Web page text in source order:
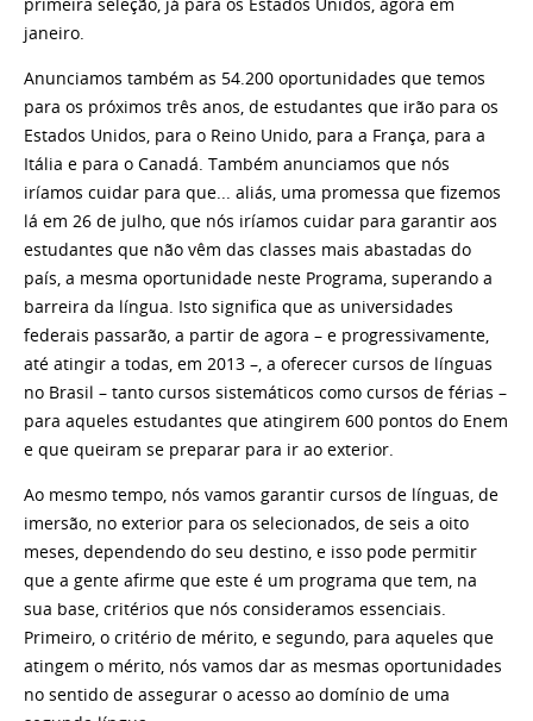
primeira seleção, já para os Estados Unidos, agora em
janeiro.
Anunciamos também as 54.200 oportunidades que temos
para os próximos três anos, de estudantes que irão para os
Estados Unidos, para o Reino Unido, para a França, para a
Itália e para o Canadá. Também anunciamos que nós
iríamos cuidar para que... aliás, uma promessa que fizemos
lá em 26 de julho, que nós iríamos cuidar para garantir aos
estudantes que não vêm das classes mais abastadas do
país, a mesma oportunidade neste Programa, superando a
barreira da língua. Isto significa que as universidades
federais passarão, a partir de agora – e progressivamente,
até atingir a todas, em 2013 –, a oferecer cursos de línguas
no Brasil – tanto cursos sistemáticos como cursos de férias –
para aqueles estudantes que atingirem 600 pontos do Enem
e que queiram se preparar para ir ao exterior.
Ao mesmo tempo, nós vamos garantir cursos de línguas, de
imersão, no exterior para os selecionados, de seis a oito
meses, dependendo do seu destino, e isso pode permitir
que a gente afirme que este é um programa que tem, na
sua base, critérios que nós consideramos essenciais.
Primeiro, o critério de mérito, e segundo, para aqueles que
atingem o mérito, nós vamos dar as mesmas oportunidades
no sentido de assegurar o acesso ao domínio de uma